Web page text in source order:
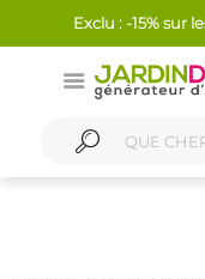
Exclu : -15% sur